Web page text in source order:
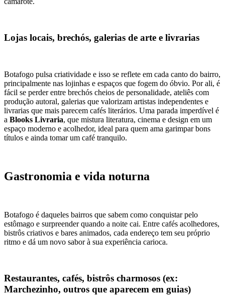
Lojas locais, brechós, galerias de arte e livrarias
Botafogo pulsa criatividade e isso se reflete em cada canto do bairro,
principalmente nas lojinhas e espaços que fogem do óbvio. Por ali, é
fácil se perder entre brechós cheios de personalidade, ateliês com
produção autoral, galerias que valorizam artistas independentes e
livrarias que mais parecem cafés literários. Uma parada imperdível é
a Blooks Livraria, que mistura literatura, cinema e design em um
espaço moderno e acolhedor, ideal para quem ama garimpar bons
títulos e ainda tomar um café tranquilo.
Gastronomia e vida noturna
Botafogo é daqueles bairros que sabem como conquistar pelo
estômago e surpreender quando a noite cai. Entre cafés acolhedores,
bistrôs criativos e bares animados, cada endereço tem seu próprio
ritmo e dá um novo sabor à sua experiência carioca.
Restaurantes, cafés, bistrôs charmosos (ex:
Marchezinho, outros que aparecem em guias)